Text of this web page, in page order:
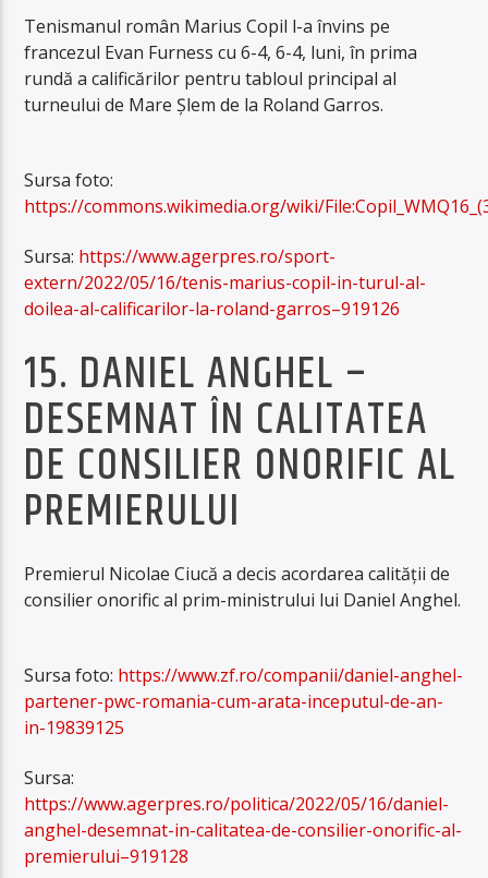
Tenismanul român Marius Copil l-a învins pe
francezul Evan Furness cu 6-4, 6-4, luni, în prima
rundă a calificărilor pentru tabloul principal al
turneului de Mare Şlem de la Roland Garros.
Sursa foto:
https://commons.wikimedia.org/wiki/
Sursa: https://www.agerpres.ro/sport-
extern/2022/05/16/tenis-marius-copil-in-turul-al-
doilea-al-calificarilor-la-roland-garros–919126
15. DANIEL ANGHEL –
DESEMNAT ÎN CALITATEA
DE CONSILIER ONORIFIC AL
PREMIERULUI
Premierul Nicolae Ciucă a decis acordarea calităţii de
consilier onorific al prim-ministrului lui Daniel Anghel.
Sursa foto: https://www.zf.ro/companii/daniel-anghel-
partener-pwc-romania-cum-arata-inceputul-de-an-
in-19839125
Sursa:
https://www.agerpres.ro/politica/2022/05/16/daniel-
anghel-desemnat-in-calitatea-de-consilier-onorific-al-
premierului–919128